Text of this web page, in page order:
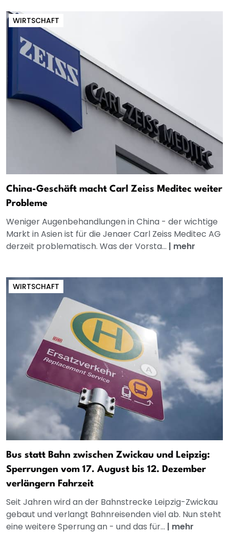
WIRTSCHAFT
China-Geschäft macht Carl Zeiss Meditec weiter
Probleme
Weniger Augenbehandlungen in China - der wichtige
Markt in Asien ist für die Jenaer Carl Zeiss Meditec AG
derzeit problematisch. Was der Vorsta... | mehr
WIRTSCHAFT
Bus statt Bahn zwischen Zwickau und Leipzig:
Sperrungen vom 17. August bis 12. Dezember
verlängern Fahrzeit
Seit Jahren wird an der Bahnstrecke Leipzig-Zwickau
gebaut und verlangt Bahnreisenden viel ab. Nun steht
eine weitere Sperrung an - und das für... | mehr